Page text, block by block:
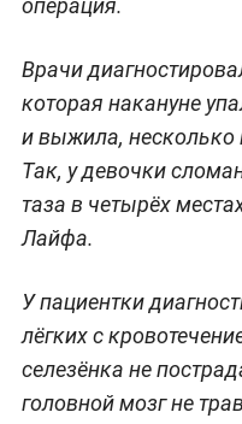
операция.
Врачи
которая накануне
и выжила, несколько
Так, у девочки
таза в четырёх
Лайфа.
У пациентки
лёгких с
селезёнка не
головной мозг не